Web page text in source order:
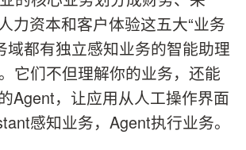
力资本和客户体验这五大“业务
域都有独立感知业务的智能助理
它们不但理解你的业务，还能
Agent，让应用从人工操作界面
感知业务，Agent执行业务。